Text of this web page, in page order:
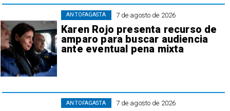
7 de agosto de 2026
Karen Rojo presenta recurso de
amparo para buscar audiencia
ante eventual pena mixta
ANTOFAGASTA
7 de agosto de 2026
ANTOFAGASTA